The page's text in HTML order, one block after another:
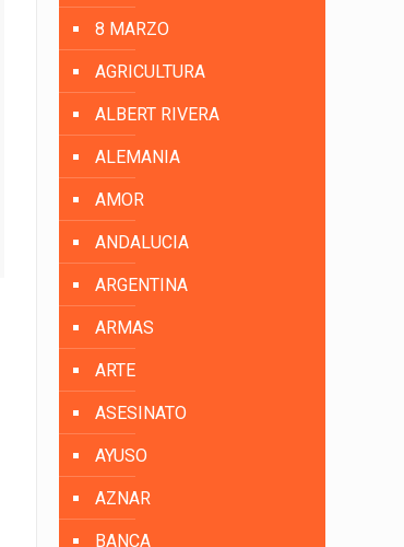
8 MARZO
AGRICULTURA
ALBERT RIVERA
ALEMANIA
AMOR
ANDALUCIA
ARGENTINA
ARMAS
ARTE
ASESINATO
AYUSO
AZNAR
BANCA